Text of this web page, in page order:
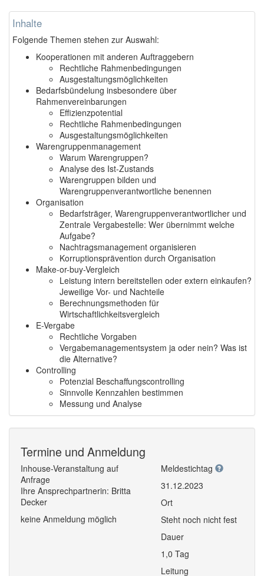
Inhalte
Folgende Themen stehen zur Auswahl:
Kooperationen mit anderen Auftraggebern
Rechtliche Rahmenbedingungen
Ausgestaltungsmöglichkeiten
Bedarfsbündelung insbesondere über
Rahmenvereinbarungen
Effizienzpotential
Rechtliche Rahmenbedingungen
Ausgestaltungsmöglichkeiten
Warengruppenmanagement
Warum Warengruppen?
Analyse des Ist-Zustands
Warengruppen bilden und
Warengruppenverantwortliche benennen
Organisation
Bedarfsträger, Warengruppenverantwortlicher und
Zentrale Vergabestelle: Wer übernimmt welche
Aufgabe?
Nachtragsmanagement organisieren
Korruptionsprävention durch Organisation
Make-or-buy-Vergleich
Leistung intern bereitstellen oder extern einkaufen?
Jeweilige Vor- und Nachteile
Berechnungsmethoden für
Wirtschaftlichkeitsvergleich
E-Vergabe
Rechtliche Vorgaben
Vergabemanagementsystem ja oder nein? Was ist
die Alternative?
Controlling
Potenzial Beschaffungscontrolling
Sinnvolle Kennzahlen bestimmen
Messung und Analyse
Termine und Anmeldung
Inhouse-Veranstaltung auf
Anfrage
Ihre Ansprechpartnerin: Britta
Decker
keine Anmeldung möglich
Meldestichtag
31.12.2023
Ort
Steht noch nicht fest
Dauer
1,0 Tag
Leitung